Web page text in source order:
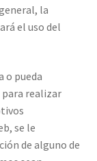
la
el uso del
o pueda
realizar
se le
de alguno de